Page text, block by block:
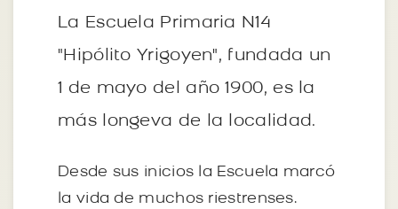
La Escuela Primaria N14
"Hipólito Yrigoyen", fundada un
1 de mayo del año 1900, es la
más longeva de la localidad.
Desde sus inicios la Escuela marcó
la vida de muchos riestrenses.